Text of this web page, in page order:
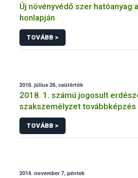
Új növényvédő szer hatóanyag
honlapján
TOVÁBB >
2018. július 26, csütörtök
2018. 1. számú jogosult
szakszemélyzet továbbképzés
TOVÁBB >
2014. november 7, péntek